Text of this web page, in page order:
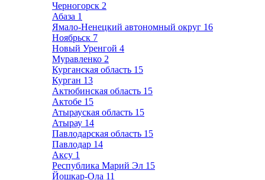
Черногорск 2
Абаза 1
Ямало-Ненецкий автономный округ 16
Ноябрьск 7
Новый Уренгой 4
Муравленко 2
Курганская область 15
Курган 13
Актюбинская область 15
Актобе 15
Атырауская область 15
Атырау 14
Павлодарская область 15
Павлодар 14
Аксу 1
Республика Марий Эл 15
Йошкар-Ола 11